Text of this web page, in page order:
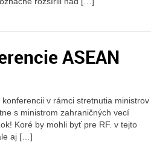
ASEAN
v rámci stretnutia ministrov
s ministrom zahraničných vecí
Koré by mohli byť pre RF. v tejto
aj […]